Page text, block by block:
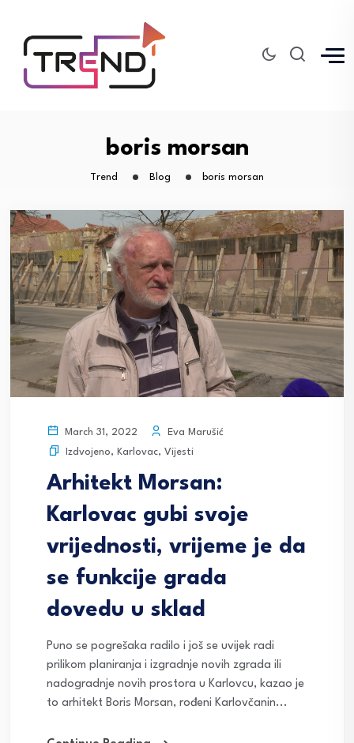
boris morsan
Trend Blog boris morsan
March 31, 2022
Eva Marušić
Izdvojeno, Karlovac, Vijesti
Arhitekt Morsan:
Karlovac gubi svoje
vrijednosti, vrijeme je da
se funkcije grada
dovedu u sklad
Puno se pogrešaka radilo i još se uvijek radi
prilikom planiranja i izgradnje novih zgrada ili
nadogradnje novih prostora u Karlovcu, kazao je
to arhitekt Boris Morsan, rođeni Karlovčanin...